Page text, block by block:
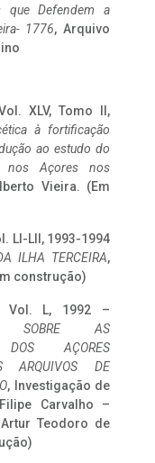
que Defendem a
1776, Arquivo
XLV, Tomo II,
à fortificação
ao estudo do
nos Açores nos
Vieira. (Em
LI-LII, 1993-1994
ILHA TERCEIRA,
construção)
Vol. L, 1992 –
SOBRE AS
DOS AÇORES
ARQUIVOS DE
, Investigação de
Carvalho –
Teodoro de